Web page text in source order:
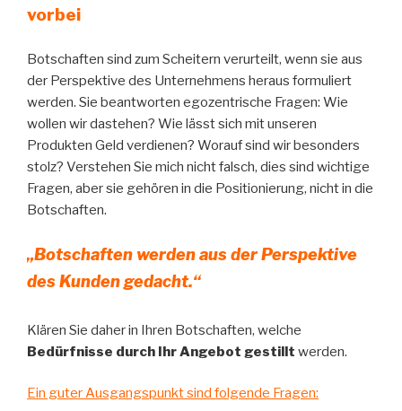
vorbei
Botschaften sind zum Scheitern verurteilt, wenn sie aus
der Perspektive des Unternehmens heraus formuliert
werden. Sie beantworten egozentrische Fragen: Wie
wollen wir dastehen? Wie lässt sich mit unseren
Produkten Geld verdienen? Worauf sind wir besonders
stolz? Verstehen Sie mich nicht falsch, dies sind wichtige
Fragen, aber sie gehören in die Positionierung, nicht in die
Botschaften.
„Botschaften werden aus der Perspektive
des Kunden gedacht.“
Klären Sie daher in Ihren Botschaften, welche
Bedürfnisse durch Ihr Angebot gestillt werden.
Ein guter Ausgangspunkt sind folgende Fragen: